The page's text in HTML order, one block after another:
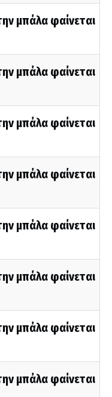
μπάλα φαίνεται
μπάλα φαίνεται
μπάλα φαίνεται
μπάλα φαίνεται
μπάλα φαίνεται
μπάλα φαίνεται
μπάλα φαίνεται
μπάλα φαίνεται